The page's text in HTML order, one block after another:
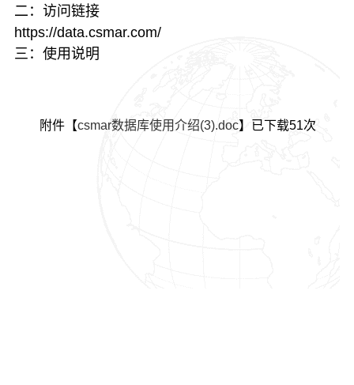
二：访问链接
https://data.csmar.com/
三：使用说明
附件【csmar数据库使用介绍(3).doc】已下载51次